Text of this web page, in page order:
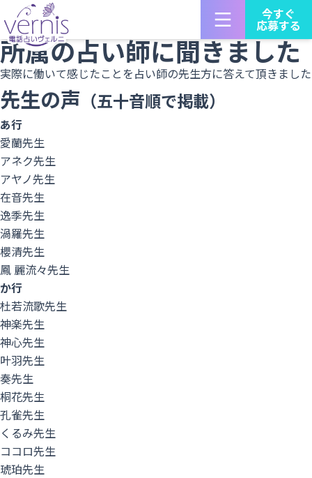
今すぐ
応募する
占い師募集 電話占いヴェルニTOP
占い師の声
所属の占い師に聞きました
実際に働いて感じたことを占い師の先生方に答えて頂きました
先生の声 （五十音順で掲載）
あ行
愛蘭先生
アネク先生
アヤノ先生
在音先生
逸季先生
渦羅先生
櫻清先生
鳳 麗流々先生
か行
杜若流歌先生
神楽先生
神心先生
叶羽先生
奏先生
桐花先生
孔雀先生
くるみ先生
ココロ先生
琥珀先生